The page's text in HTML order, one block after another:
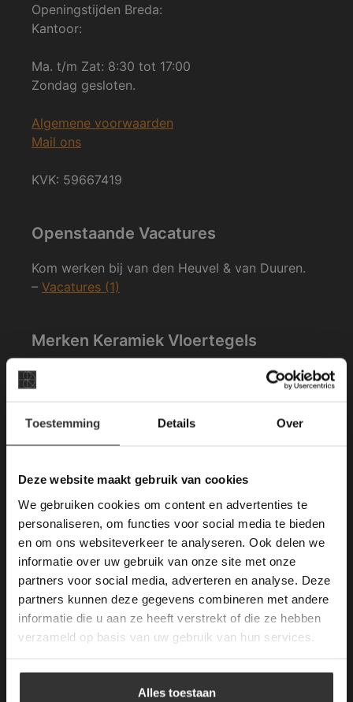
Toestemming Details Over
Deze website maakt gebruik van cookies
We gebruiken cookies om content en advertenties te
personaliseren, om functies voor social media te bieden
en om ons websiteverkeer te analyseren. Ook delen we
informatie over uw gebruik van onze site met onze
partners voor social media, adverteren en analyse. Deze
partners kunnen deze gegevens combineren met andere
informatie die u aan ze heeft verstrekt of die ze hebben
verzameld op basis van uw gebruik van hun services.
Alles toestaan
Openingstijden Breda:
Kantoor:
Ma. t/m Zat: 8:30 tot 17:00
Zondag gesloten.
Algemene voorwaarden
Mail ons
KVK: 59667419
Openstaande Vacatures
Kom werken bij van den Heuvel & van Duuren.
– Vacatures (1)
Merken Keramiek Vloertegels
Merken Keramiek Terrastegels
Merken Glasmozaïek
Deze website maakt
gebruik van cookies.
This Cookie Banner was deleted and is no
longer working. Please contact the website
administrator.
Deze website gebruikt cookies om de
gebruikerservaring te verbeteren. Door
gebruik te maken van onze website geeft u
toestemming voor alle cookies in
overeenstemming met ons cookiebeleid.Lees
verder
ALLES ACCEPTEREN
ALLES AFWIJZEN